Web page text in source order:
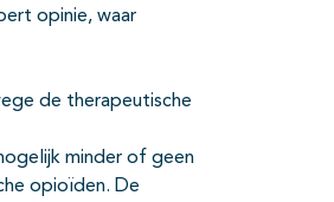
opinie, waar
de therapeutische
minder of geen
opioïden. De